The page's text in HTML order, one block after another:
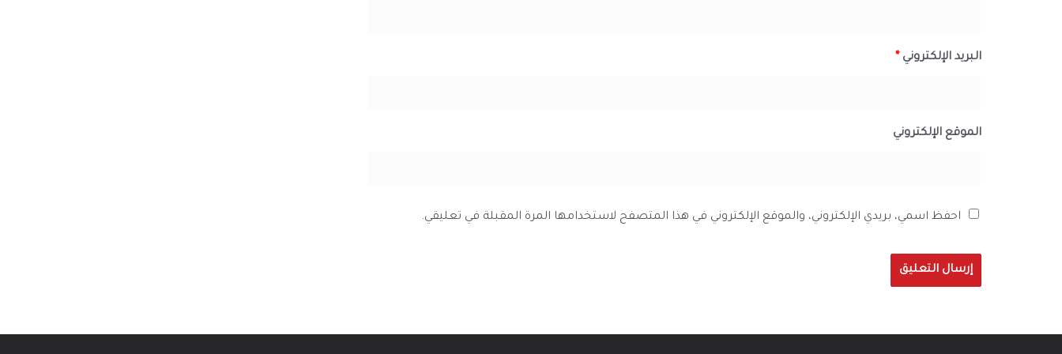
البريد الإلكتروني *
الموقع الإلكتروني
احفظ اسمي، بريدي الإلكتروني، والموقع الإلكتروني في هذا المتصفح لاستخدامها المرة المقبلة في تعليقي.